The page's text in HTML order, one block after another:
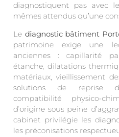
diagnostiquent pas avec
mêmes attendus qu’une
Le diagnostic bâtiment
patrimoine exige une
anciennes : capillarité
étanche, dilatations
matériaux, vieillissement
solutions de reprise
compatibilité physico-
d’origine sous peine
cabinet privilégie les
les préconisations